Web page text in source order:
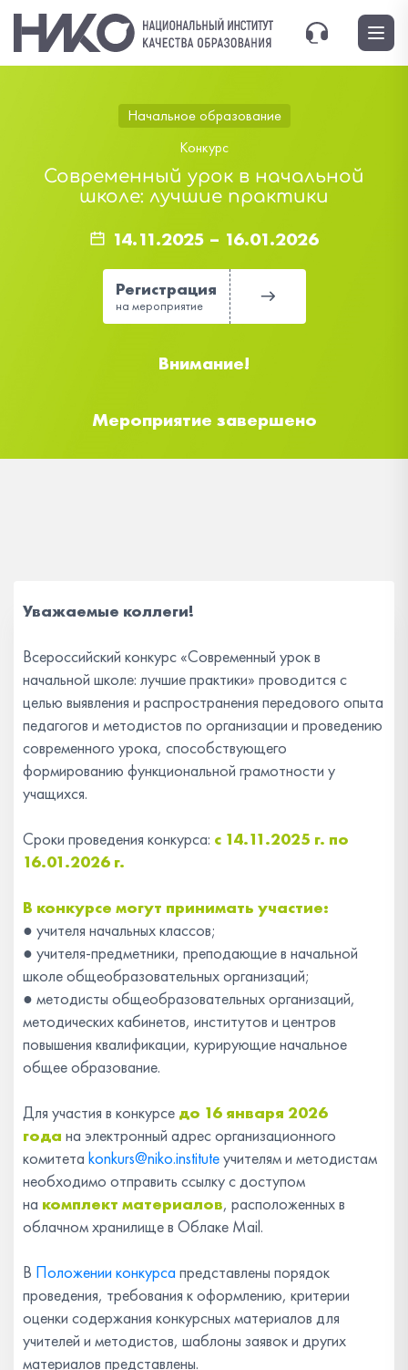
Начальное образование
Конкурс
Современный урок в начальной
школе: лучшие практики
14.11.2025 – 16.01.2026
Регистрация
на мероприятие
Внимание!
Мероприятие завершено
Уважаемые коллеги!
Всероссийский конкурс «Современный урок в
начальной школе: лучшие практики» проводится с
целью выявления и распространения передового опыта
педагогов и методистов по организации и проведению
современного урока, способствующего
формированию функциональной грамотности у
учащихся.
Сроки проведения конкурса: с 14.11.2025 г. по
16.01.2026 г.
В конкурсе могут принимать участие:
● учителя начальных классов;
● учителя-предметники, преподающие в начальной
школе общеобразовательных организаций;
● методисты общеобразовательных организаций,
методических кабинетов, институтов и центров
повышения квалификации, курирующие начальное
общее образование.
Для участия в конкурсе до 16 января 2026
года на электронный адрес организационного
комитета konkurs@niko.instituteучителям и методистам
необходимо отправить ссылку с доступом
на комплект материалов, расположенных в
облачном хранилище в Облаке Mail.
В Положении конкурса представлены порядок
проведения, требования к оформлению, критерии
оценки содержания конкурсных материалов для
учителей и методистов, шаблоны заявок и других
материалов представлены.